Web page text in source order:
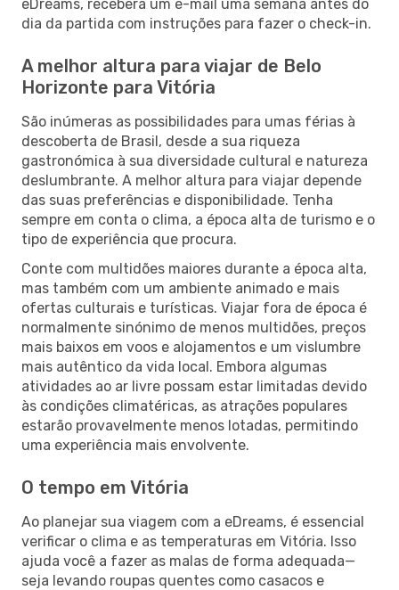
eDreams, receberá um e-mail uma semana antes do
dia da partida com instruções para fazer o check-in.
A melhor altura para viajar de Belo
Horizonte para Vitória
São inúmeras as possibilidades para umas férias à
descoberta de Brasil, desde a sua riqueza
gastronómica à sua diversidade cultural e natureza
deslumbrante. A melhor altura para viajar depende
das suas preferências e disponibilidade. Tenha
sempre em conta o clima, a época alta de turismo e o
tipo de experiência que procura.
Conte com multidões maiores durante a época alta,
mas também com um ambiente animado e mais
ofertas culturais e turísticas. Viajar fora de época é
normalmente sinónimo de menos multidões, preços
mais baixos em voos e alojamentos e um vislumbre
mais autêntico da vida local. Embora algumas
atividades ao ar livre possam estar limitadas devido
às condições climatéricas, as atrações populares
estarão provavelmente menos lotadas, permitindo
uma experiência mais envolvente.
O tempo em Vitória
Ao planejar sua viagem com a eDreams, é essencial
verificar o clima e as temperaturas em Vitória. Isso
ajuda você a fazer as malas de forma adequada—
seja levando roupas quentes como casacos e